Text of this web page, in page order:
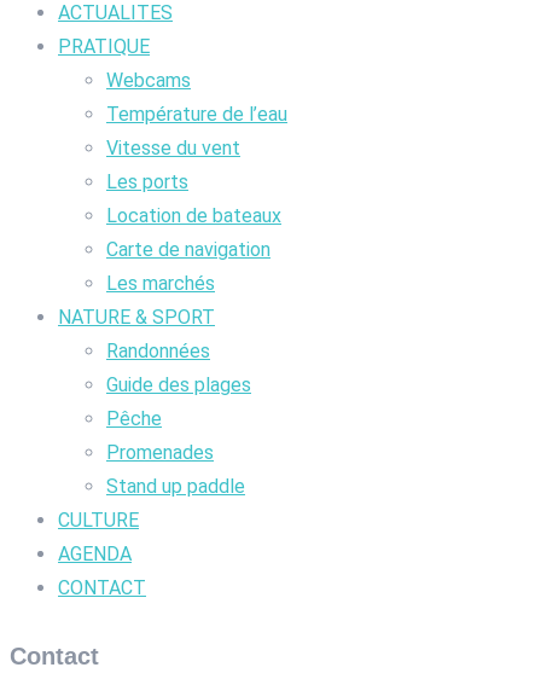
ACTUALITES
PRATIQUE
Webcams
Température de l’eau
Vitesse du vent
Les ports
Location de bateaux
Carte de navigation
Les marchés
NATURE & SPORT
Randonnées
Guide des plages
Pêche
Promenades
Stand up paddle
CULTURE
AGENDA
CONTACT
Contact